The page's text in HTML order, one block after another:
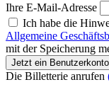
Ihre E-Mail-Adresse
Ich habe die
Allgemeine
mit der Speicherung
Jetzt ein
Die Billetterie anrufen